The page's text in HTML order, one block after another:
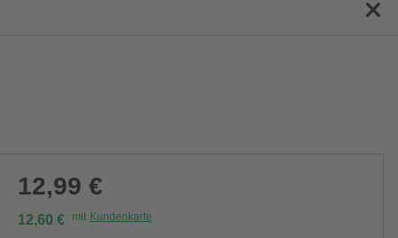
12,99 €
12,60 € mit Kundenkarte